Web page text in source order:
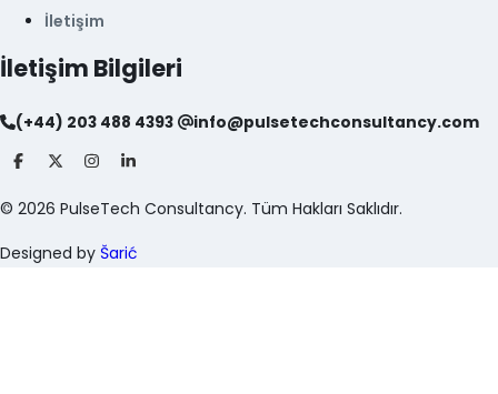
İletişim
İletişim Bilgileri
(+44) 203 488 4393 info@pulsetechconsultancy.com
© 2026 PulseTech Consultancy. Tüm Hakları Saklıdır.
Designed by Šarić